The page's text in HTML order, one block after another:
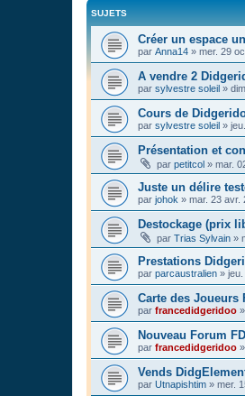
SUJETS
Créer un espace
par Anna14 » mer. 29
A vendre 2
par sylvestre soleil »
Cours de
par sylvestre soleil »
Présentation et
par petitcol » mar.
Juste un délire
par johok » mar. 23 avr.
Destockage (prix
par Trias Sylvain »
Prestations
par parcaustralien »
Carte des Joueurs
par francedidgeridoo »
Nouveau Forum FD
par francedidgeridoo »
Vends
par Utnapishtim » mer.